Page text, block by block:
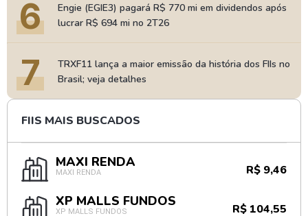
6
Engie (EGIE3) pagará R$ 770 mi em dividendos após
lucrar R$ 694 mi no 2T26
7
TRXF11 lança a maior emissão da história dos FIIs no
Brasil; veja detalhes
FIIS MAIS BUSCADOS
MAXI RENDA
MAXI RENDA R$ 9,46
XP MALLS FUNDOS
XP MALLS FUNDOS R$ 104,55